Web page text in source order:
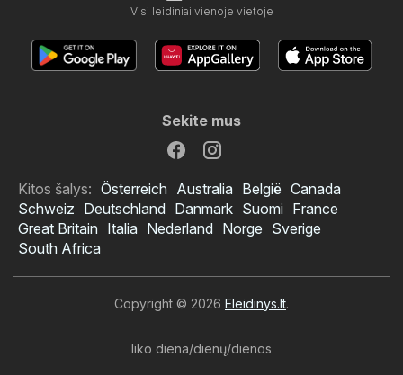
Visi leidiniai vienoje vietoje
Sekite mus
Kitos šalys: Österreich Australia België Canada
Schweiz Deutschland Danmark Suomi France
Great Britain Italia Nederland Norge Sverige
South Africa
Copyright © 2026 Eleidinys.lt.
liko diena/dienų/dienos